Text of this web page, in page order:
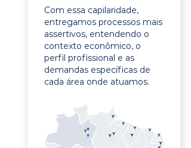
Com essa capilaridade,
entregamos processos mais
assertivos, entendendo o
contexto econômico, o
perfil profissional e as
demandas específicas de
cada área onde atuamos.